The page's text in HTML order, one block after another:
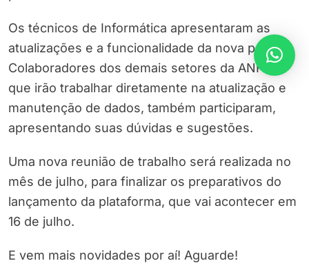
Os técnicos de Informática apresentaram as
atualizações e a funcionalidade da nova página.
Colaboradores dos demais setores da ANFIP,
que irão trabalhar diretamente na atualização e
manutenção de dados, também participaram,
apresentando suas dúvidas e sugestões.
Uma nova reunião de trabalho será realizada no
mês de julho, para finalizar os preparativos do
lançamento da plataforma, que vai acontecer em
16 de julho.
E vem mais novidades por aí! Aguarde!